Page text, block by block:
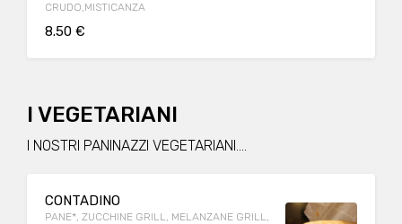
CRUDO,MISTICANZA
8.50 €
I VEGETARIANI
I NOSTRI PANINAZZI VEGETARIANI....
CONTADINO
PANE*, ZUCCHINE GRILL, MELANZANE GRILL,